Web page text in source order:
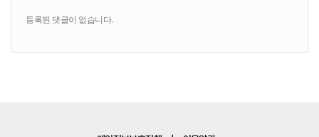
등록된 댓글이 없습니다.